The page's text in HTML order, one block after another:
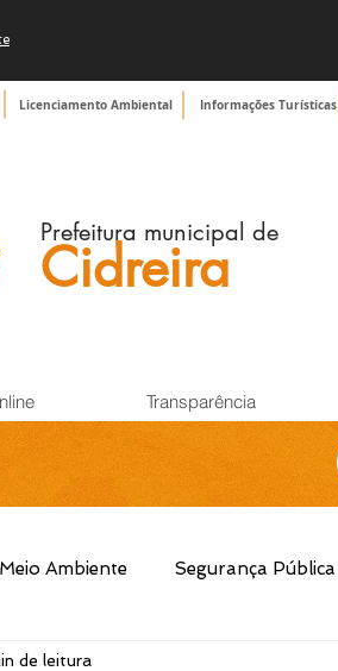
Licenciamento Ambiental Informações Turísticas
Prefeitura municipal de
Cidreira
Transparência
Meio Ambiente Segurança Pública
Cultura
de leitura